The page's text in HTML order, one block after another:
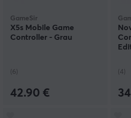
GameSir
X5s Mobile Game
Controller - Grau
(6)
42.90 €
(4)